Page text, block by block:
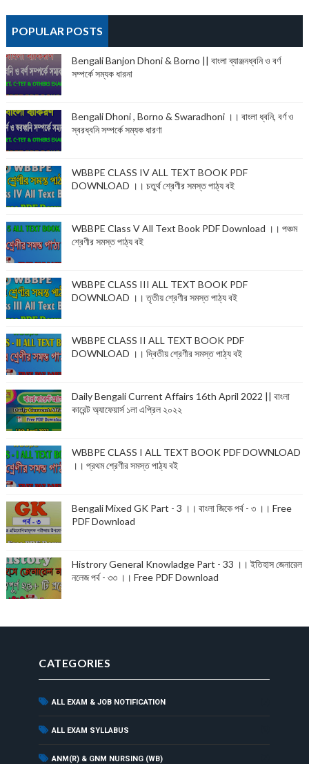
POPULAR POSTS
Bengali Banjon Dhoni & Borno || বাংলা ব্যাঞ্জনধ্বনি ও বর্ণ
সম্পর্কে সম্যক ধারনা
Bengali Dhoni , Borno & Swaradhoni ।। বাংলা ধ্বনি, বর্ণ ও
স্বরধ্বনি সম্পর্কে সম্যক ধারণা
WBBPE CLASS IV ALL TEXT BOOK PDF
DOWNLOAD ।। চতুর্থ শ্রেণীর সমস্ত পাঠ্য বই
WBBPE Class V All Text Book PDF Download ।। পঞ্চম
শ্রেণীর সমস্ত পাঠ্য বই
WBBPE CLASS III ALL TEXT BOOK PDF
DOWNLOAD ।। তৃতীয় শ্রেণীর সমস্ত পাঠ্য বই
WBBPE CLASS II ALL TEXT BOOK PDF
DOWNLOAD ।। দ্বিতীয় শ্রেণীর সমস্ত পাঠ্য বই
Daily Bengali Current Affairs 16th April 2022 || বাংলা
কারেন্ট অ্যাফেয়ার্স ১লা এপ্রিল ২০২২
WBBPE CLASS I ALL TEXT BOOK PDF DOWNLOAD
।। প্রথম শ্রেণীর সমস্ত পাঠ্য বই
Bengali Mixed GK Part - 3 ।। বাংলা জিকে পর্ব - ৩ ।। Free
PDF Download
Histrory General Knowladge Part - 33 ।। ইতিহাস জেনারেল
নলেজ পর্ব - ৩৩ ।। Free PDF Download
CATEGORIES
ALL EXAM & JOB NOTIFICATION
ALL EXAM SYLLABUS
ANM(R) & GNM NURSING (WB)